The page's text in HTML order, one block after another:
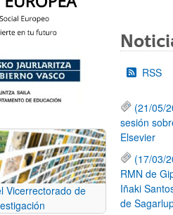
Vicerrectorado de
RSS
(21/05/
sesión
Elsevier
(17/03/
RMN de
Iñaki
de